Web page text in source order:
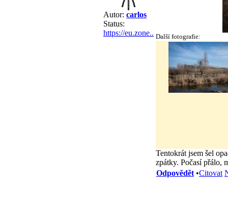
Autor: carlos
Status:
https://eu.zone.. Další fotografie:
Tentokrát jsem šel
zpátky. Počasí přálo,
Odpovědět •Citovat